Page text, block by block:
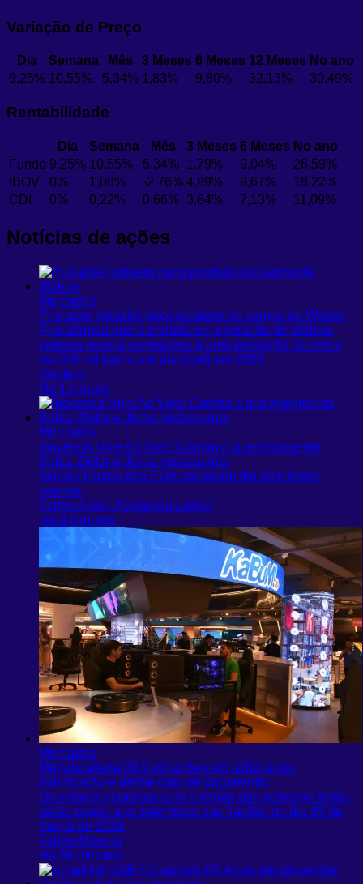
Variação de Preço
Dia Semana Mês 3 Meses 6 Meses 12 Meses No ano
9,25% 10,55% 5,34% 1,83% 9,80% 32,13% 30,49%
Rentabilidade
Dia Semana Mês 3 Meses 6 Meses No ano
Fundo 9,25% 10,55% 5,34% 1,79% 9,04%
26,59%
IBOV
0% 1,08% -2,76% 4,89% 9,67%
18,22%
CDI
0% 0,22% 0,66% 3,64% 7,13% 11,09%
Notícias de ações
Mercados
Prio abre primeiro poço produtor do campo de Wahoo
Prio ⁠afirmou ​que ​a entrada em operação de ⁠Wahoo ​
poderia levar a companhia a ​uma produção de cerca
de ​200 ⁠mil barris por dia (bpd) ⁠em 2026
Reuters
Há 1 minuto
Mercados
Ibovespa Hoje Ao Vivo: Confira o que movimenta
Bolsa, Dólar e Juros nesta quinta
Índices futuros dos EUA começam dia com leves
quedas
Felipe Alves, Fernando Lopes
Há 8 minutos
Mercados
Magalu aliena 88,8 mil ações em leilão após
bonificação e define data de pagamento
Os valores apurados com a venda das ações no leilão
serão pagos aos detentores das frações no dia 25 de
março de 2026
Felipe Moreira
Há 56 minutos